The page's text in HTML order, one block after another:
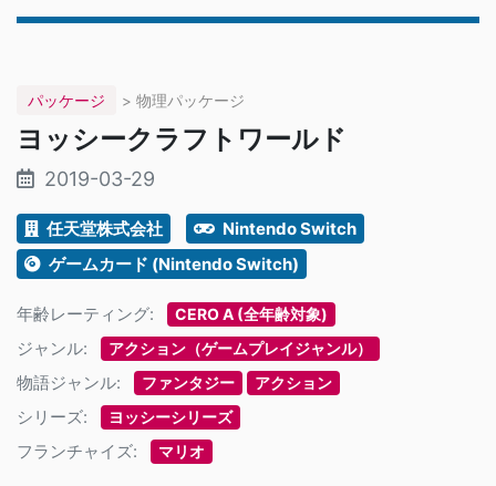
パッケージ > 物理パッケージ
ヨッシークラフトワールド
2019-03-29
任天堂株式会社
Nintendo Switch
ゲームカード (Nintendo Switch)
年齢レーティング: CERO A (全年齢対象)
ジャンル: アクション（ゲームプレイジャンル）
物語ジャンル: ファンタジー アクション
シリーズ: ヨッシーシリーズ
フランチャイズ: マリオ